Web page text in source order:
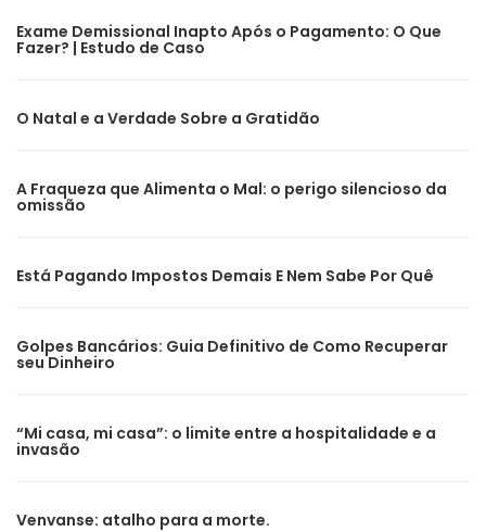
Exame Demissional Inapto Após o Pagamento: O Que
Fazer? | Estudo de Caso
O Natal e a Verdade Sobre a Gratidão
A Fraqueza que Alimenta o Mal: o perigo silencioso da
omissão
Está Pagando Impostos Demais E Nem Sabe Por Quê
Golpes Bancários: Guia Definitivo de Como Recuperar
seu Dinheiro
“Mi casa, mi casa”: o limite entre a hospitalidade e a
invasão
Venvanse: atalho para a morte.